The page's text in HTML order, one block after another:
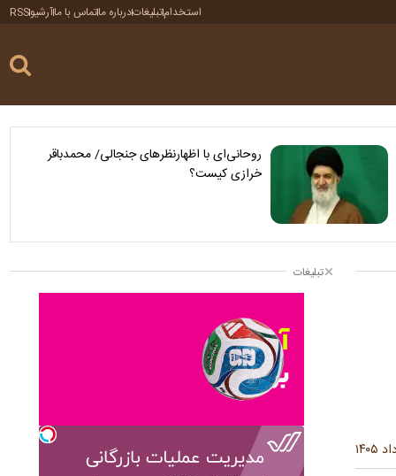
استخدامتبلیغاتدرباره ماتماس با ماآرشیوRSS
روحانی‌ای با اظهارنظرهای جنجالی/ محمدباقر
خرازی کیست؟
تبلیغات